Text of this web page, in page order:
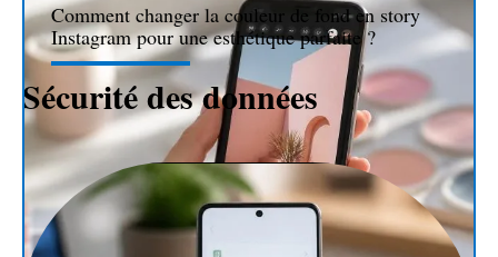
Comment changer la couleur de fond en story
Instagram pour une esthétique parfaite ?
SÉCURITÉ
Sécurité des données Lire la suite